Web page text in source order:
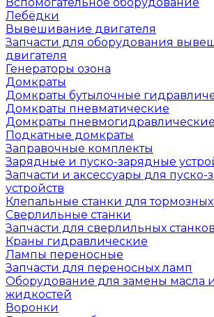
Лебёдки
Вывешивание двигателя
Запчасти для оборудования
двигателя
Генераторы озона
Домкраты
Домкраты бутылочные
Домкраты пневматические
Домкраты пневмогидравлические
Подкатные домкраты
Заправочные комплекты
Зарядные и пуско-зарядные
Запчасти и аксессуары для пуско-
устройств
Клепальные станки для
Сверлильные станки
Запчасти для сверлильных станков
Краны гидравлические
Лампы переносные
Запчасти для переносных ламп
Оборудование для замены масла
жидкостей
Воронки